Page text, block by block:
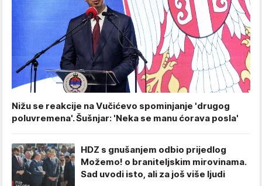
Nižu se reakcije na Vučićevo spominjanje 'drugog
poluvremena'. Šušnjar: 'Neka se manu ćorava posla'
HDZ s gnušanjem odbio prijedlog
Možemo! o braniteljskim mirovinama.
Sad uvodi isto, ali za još više ljudi